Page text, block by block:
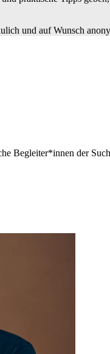
und auf Wunsch
Begleiter*innen der